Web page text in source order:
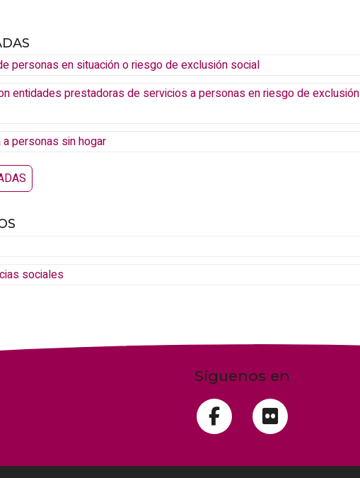
personas en situación o riesgo de exclusión social
entidades prestadoras de servicios a personas en riesgo de exclusión
personas sin hogar
sociales
Síguenos en